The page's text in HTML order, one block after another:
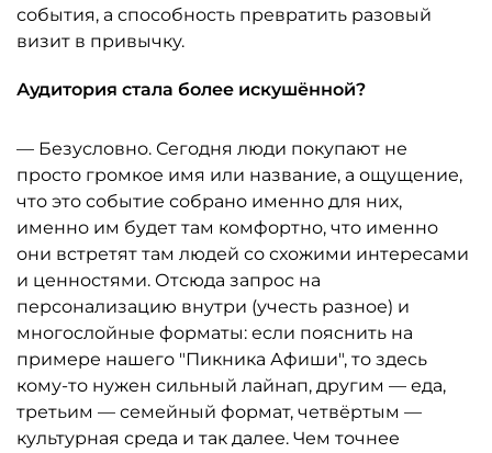
события, а способность превратить разовый
визит в привычку.
Аудитория стала более искушённой?
— Безусловно. Сегодня люди покупают не
просто громкое имя или название, а ощущение,
что это событие собрано именно для них,
именно им будет там комфортно, что именно
они встретят там людей со схожими интересами
и ценностями. Отсюда запрос на
персонализацию внутри (учесть разное) и
многослойные форматы: если пояснить на
примере нашего "Пикника Афиши", то здесь
кому-то нужен сильный лайнап, другим — еда,
третьим — семейный формат, четвёртым —
культурная среда и так далее. Чем точнее